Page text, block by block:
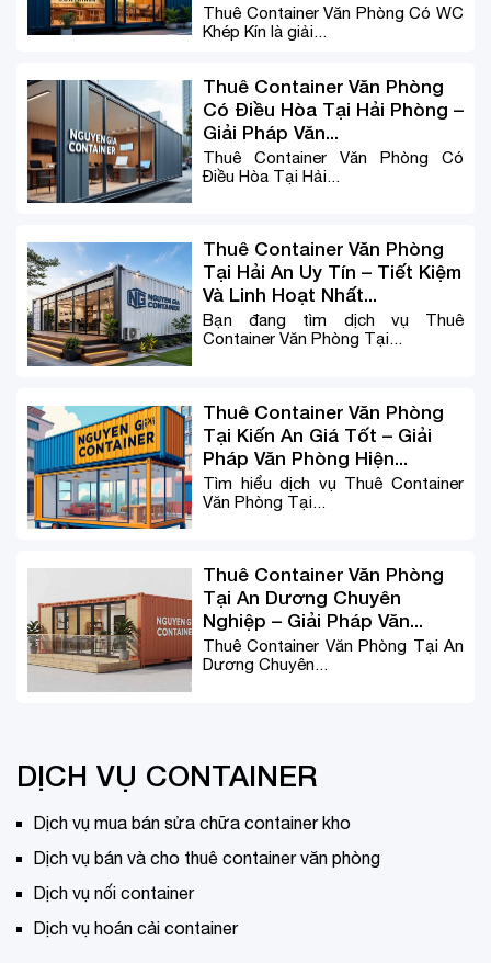
Thuê Container Văn Phòng Có WC
Khép Kín là giải...
Thuê Container Văn Phòng
Có Điều Hòa Tại Hải Phòng –
Giải Pháp Văn...
Thuê Container Văn Phòng Có
Điều Hòa Tại Hải...
Thuê Container Văn Phòng
Tại Hải An Uy Tín – Tiết Kiệm
Và Linh Hoạt Nhất...
Bạn đang tìm dịch vụ Thuê
Container Văn Phòng Tại...
Thuê Container Văn Phòng
Tại Kiến An Giá Tốt – Giải
Pháp Văn Phòng Hiện...
Tìm hiểu dịch vụ Thuê Container
Văn Phòng Tại...
Thuê Container Văn Phòng
Tại An Dương Chuyên
Nghiệp – Giải Pháp Văn...
Thuê Container Văn Phòng Tại An
Dương Chuyên...
DỊCH VỤ CONTAINER
Dịch vụ mua bán sửa chữa container kho
Dịch vụ bán và cho thuê container văn phòng
Dịch vụ nối container
Dịch vụ hoán cải container